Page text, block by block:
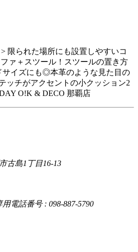
> 限られた場所にも設置しやすいコ
ァ＋スツール！スツールの置き方
サイズにも◎本革のような見た目の
ッチがアクセントの小クッション2
O!K & DECO 那覇店
古島1丁目16-13
電話番号 : 098-887-5790